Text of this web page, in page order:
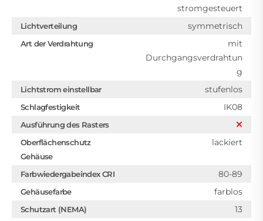
stromgesteuert
Lichtverteilung symmetrisch
Art der Verdrahtung
mit
Durchgangsverdrahtun
g
Lichtstrom einstellbar stufenlos
Schlagfestigkeit IK08
Ausführung des Rasters
Oberflächenschutz
Gehäuse
lackiert
Farbwiedergabeindex CRI 80-89
Gehäusefarbe farblos
Schutzart (NEMA) 13